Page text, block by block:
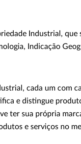
Industrial, que
Indicação
cada um com
e distingue
ter sua própria
e serviços no